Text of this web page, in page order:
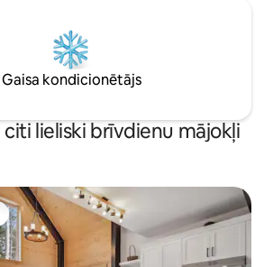
Gaisa kondicionētājs
lieliski brīvdienu mājokļi
mājoklis